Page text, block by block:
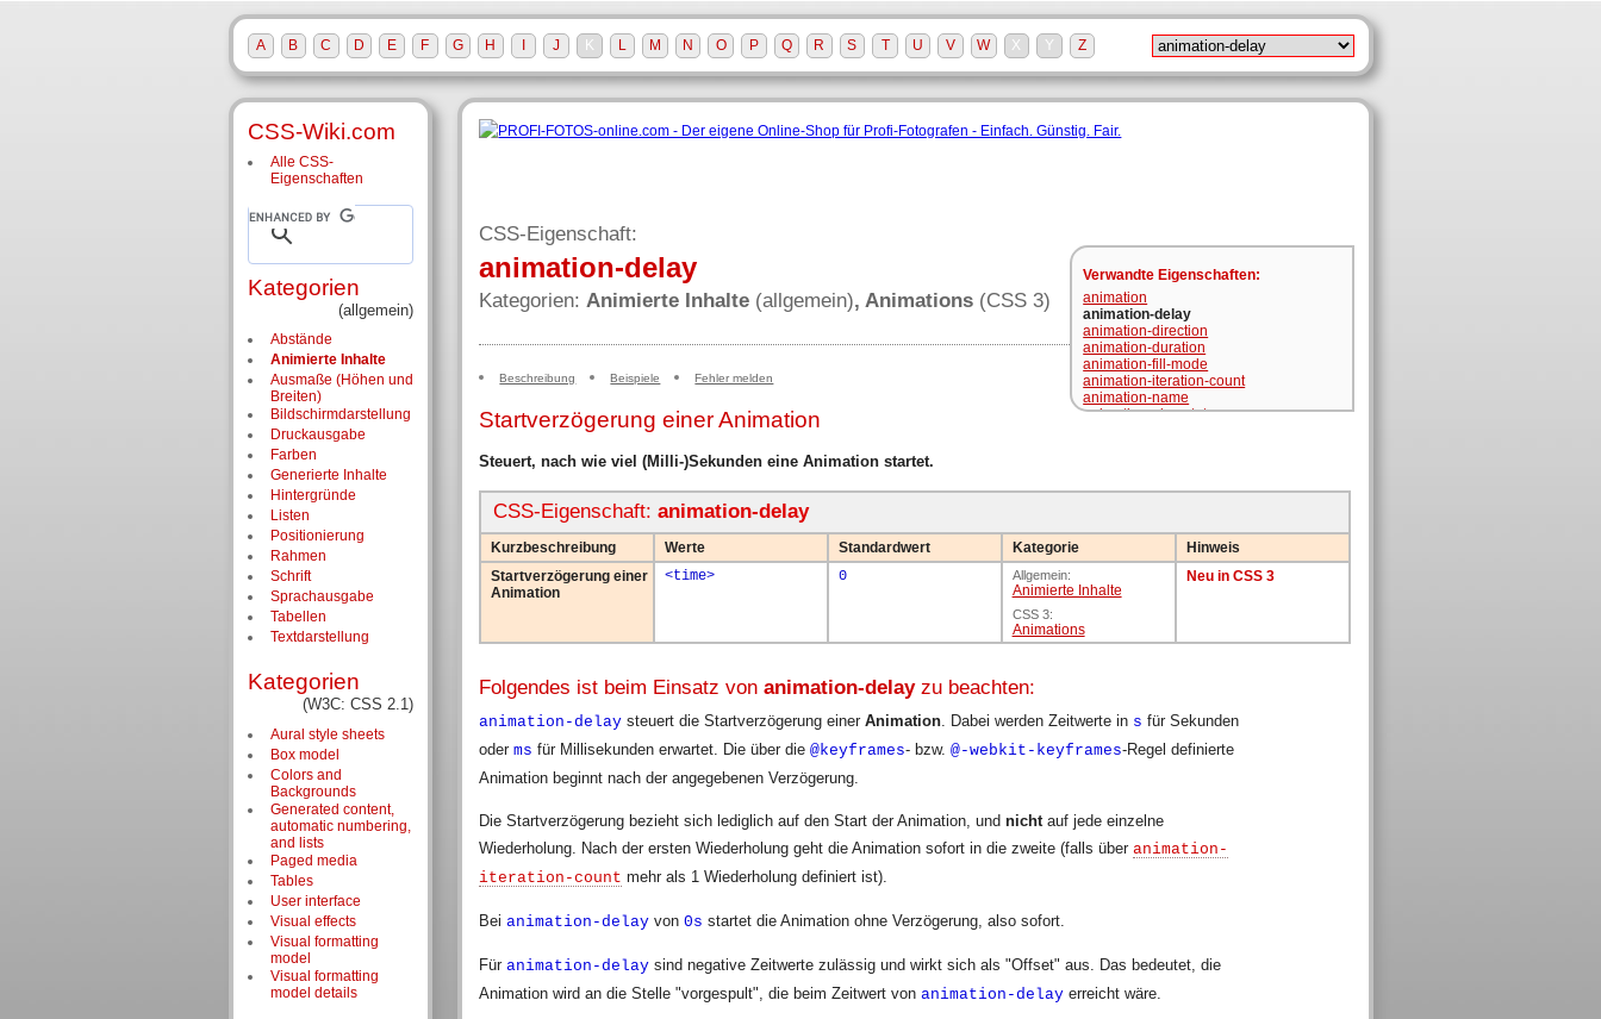
CSS-Eigenschaft:
animation-delay
Kategorien:Animierte Inhalte (allgemein), Animations (CSS 3)
Beschreibung Beispiele Fehler melden
Startverzögerung einer Animation
Steuert, nach wie viel (Milli-)Sekunden eine Animation startet.
CSS-Eigenschaft: animation-delay
Kurzbeschreibung Werte Standardwert Kategorie
Hinweis
Startverzögerung einer
Animation
<time> 0 Allgemein:
Animierte Inhalte
CSS 3:
Animations
Neu in CSS 3
Verwandte Eigenschaften:
animation
animation-delay
animation-direction
animation-duration
animation-fill-mode
animation-iteration-count
animation-name
animation-play-state
marquee-style
transition-delay
transition-duration
transition-property
transition-timing-function
Folgendes ist beim Einsatz vonanimation-delayzu beachten:
animation-delay steuert die Startverzögerung einerAnimation. Dabei werden Zeitwerte in s für Sekunden
oderms für Millisekunden erwartet. Die über die@keyframes- bzw.@-webkit-keyframes-Regel definierte
Animation beginnt nach der angegebenen Verzögerung.
Die Startverzögerung bezieht sich lediglich auf den Start der Animation, undnichtauf jede einzelne
Wiederholung. Nach der ersten Wiederholung geht die Animation sofort in die zweite (falls überanimation-
iteration-count mehr als 1 Wiederholung definiert ist).
Beianimation-delay von0s startet die Animation ohne Verzögerung, also sofort.
Füranimation-delay sind negative Zeitwerte zulässig und wirkt sich als "Offset" aus. Das bedeutet, die
Animation wird an die Stelle "vorgespult", die beim Zeitwert vonanimation-delay erreicht wäre.
CSS-Wiki.com
Alle CSS-
Eigenschaften
Kategorien
(allgemein)
Abstände
Animierte Inhalte
Ausmaße (Höhen und
Breiten)
Bildschirm­darstellung
Druckausgabe
Farben
Generierte Inhalte
Hintergründe
Listen
Positionierung
Rahmen
Schrift
Sprachausgabe
Tabellen
Textdarstellung
Kategorien
(W3C: CSS 2.1)
Aural style sheets
Box model
Colors and
Backgrounds
Generated content,
automatic numbering,
and lists
Paged media
Tables
User interface
Visual effects
Visual formatting
model
Visual formatting
model details
A B C D E F G H J K L M N O P Q R S T U V W X Y Z